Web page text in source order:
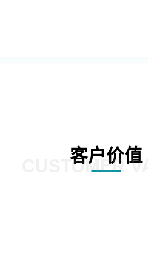
客户价值
CUSTOMER